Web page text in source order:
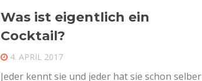
Was ist eigentlich ein
Cocktail?
4. APRIL 2017
Jeder kennt sie und jeder hat sie schon selber